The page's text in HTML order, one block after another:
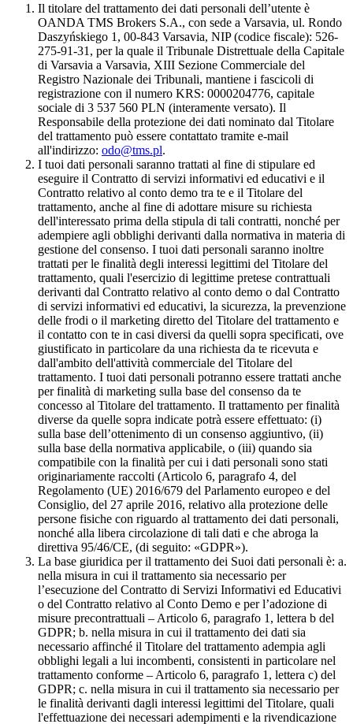
Il titolare del trattamento dei dati personali dell’utente è
OANDA TMS Brokers S.A., con sede a Varsavia, ul. Rondo
Daszyńskiego 1, 00-843 Varsavia, NIP (codice fiscale): 526-
275-91-31, per la quale il Tribunale Distrettuale della Capitale
di Varsavia a Varsavia, XIII Sezione Commerciale del
Registro Nazionale dei Tribunali, mantiene i fascicoli di
registrazione con il numero KRS: 0000204776, capitale
sociale di 3 537 560 PLN (interamente versato). Il
Responsabile della protezione dei dati nominato dal Titolare
del trattamento può essere contattato tramite e-mail
all'indirizzo: odo@tms.pl.
I tuoi dati personali saranno trattati al fine di stipulare ed
eseguire il Contratto di servizi informativi ed educativi e il
Contratto relativo al conto demo tra te e il Titolare del
trattamento, anche al fine di adottare misure su richiesta
dell'interessato prima della stipula di tali contratti, nonché per
adempiere agli obblighi derivanti dalla normativa in materia di
gestione del consenso. I tuoi dati personali saranno inoltre
trattati per le finalità degli interessi legittimi del Titolare del
trattamento, quali l'esercizio di legittime pretese contrattuali
derivanti dal Contratto relativo al conto demo o dal Contratto
di servizi informativi ed educativi, la sicurezza, la prevenzione
delle frodi o il marketing diretto del Titolare del trattamento e
il contatto con te in casi diversi da quelli sopra specificati, ove
giustificato in particolare da una richiesta da te ricevuta e
dall'ambito dell'attività commerciale del Titolare del
trattamento. I tuoi dati personali potranno essere trattati anche
per finalità di marketing sulla base del consenso da te
concesso al Titolare del trattamento. Il trattamento per finalità
diverse da quelle sopra indicate potrà essere effettuato: (i)
sulla base dell’ottenimento di un consenso aggiuntivo, (ii)
sulla base della normativa applicabile, o (iii) quando sia
compatibile con la finalità per cui i dati personali sono stati
originariamente raccolti (Articolo 6, paragrafo 4, del
Regolamento (UE) 2016/679 del Parlamento europeo e del
Consiglio, del 27 aprile 2016, relativo alla protezione delle
persone fisiche con riguardo al trattamento dei dati personali,
nonché alla libera circolazione di tali dati e che abroga la
direttiva 95/46/CE, (di seguito: «GDPR»).
La base giuridica per il trattamento dei Suoi dati personali è: a.
nella misura in cui il trattamento sia necessario per
l’esecuzione del Contratto di Servizi Informativi ed Educativi
o del Contratto relativo al Conto Demo e per l’adozione di
misure precontrattuali – Articolo 6, paragrafo 1, lettera b del
GDPR; b. nella misura in cui il trattamento dei dati sia
necessario affinché il Titolare del trattamento adempia agli
obblighi legali a lui incombenti, consistenti in particolare nel
trattamento conforme – Articolo 6, paragrafo 1, lettera c) del
GDPR; c. nella misura in cui il trattamento sia necessario per
le finalità derivanti dagli interessi legittimi del Titolare, quali
l'effettuazione dei necessari adempimenti e la rivendicazione